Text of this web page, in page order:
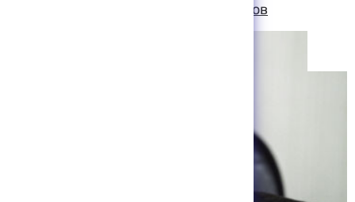
Госдуму, заявил Александр Вешняков